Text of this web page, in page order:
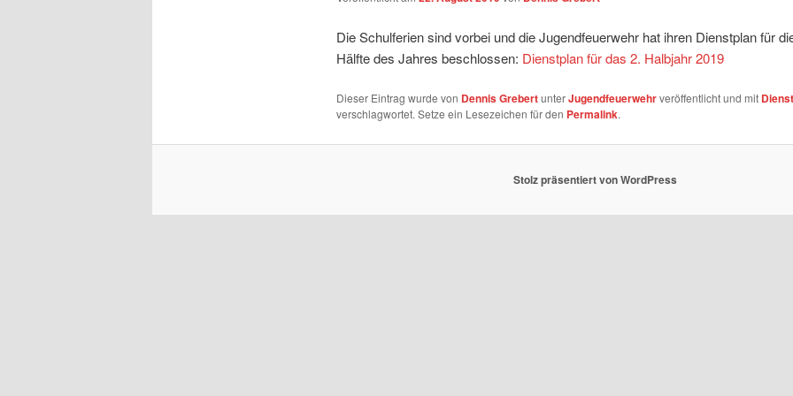
Die Schulferien sind vorbei und die Jugendfeuerwehr hat ihren Dienstplan für
Hälfte des Jahres beschlossen: Dienstplan für das 2. Halbjahr 2019
Dieser Eintrag wurde von Dennis GrebertunterJugendfeuerwehrveröffentlicht und mit
verschlagwortet. Setze ein Lesezeichen für den Permalink.
Stolz präsentiert von WordPress